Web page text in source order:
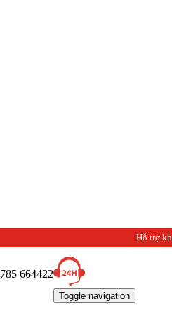
Hỗ trợ
664422
Toggle navigation